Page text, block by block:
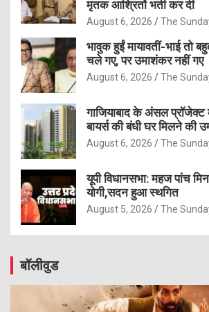
मृतक आश्रितों भर्ती कर दी
August 6, 2026 The
भावुक हुईं मायावतीं-भाई तो
चले गए, पर उमाशंकर नहीं गए
August 6, 2026 The
गाजियाबाद के अंसल
बायर्स की बंधी घर मिलने की
August 6, 2026 The
यूपी विधानसभा: महज पांच
योगी,सदन हुआ स्थगित
August 5, 2026 The
बॉलीवुड